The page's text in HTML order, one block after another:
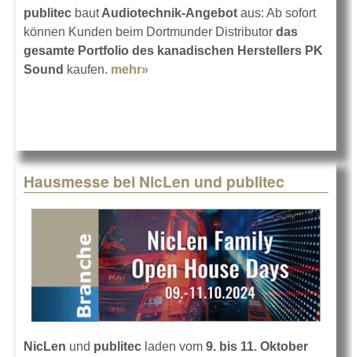
publitec bautAudiotechnik-Angebot aus: Ab sofort
können Kunden beim Dortmunder Distributor das
gesamte Portfolio des kanadischen Herstellers PK
Sound kaufen. mehr»
Hausmesse bei NicLen und publitec
NicLen und publitec laden vom 9. bis 11. Oktober